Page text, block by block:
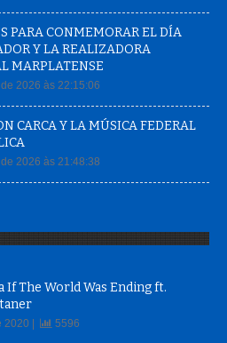
PARA CONMEMORAR EL DÍA
Y LA REALIZADORA
MARPLATENSE
2026 às 22:15:06
CARCA Y LA MÚSICA FEDERAL
2026 às 21:48:38
If The World Was Ending ft.
2020 | 5596